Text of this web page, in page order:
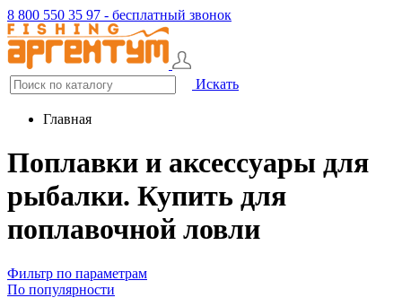
8 800 550 35 97 - бесплатный звонок
Искать
Главная
Поплавки и аксессуары для
рыбалки. Купить для
поплавочной ловли
Фильтр по параметрам
По популярности